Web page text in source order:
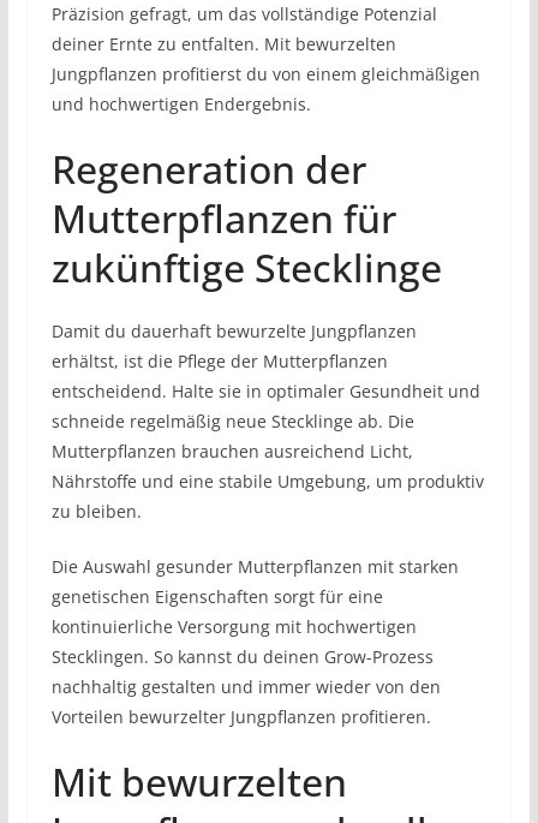
Präzision gefragt, um das vollständige Potenzial
deiner Ernte zu entfalten. Mit bewurzelten
Jungpflanzen profitierst du von einem gleichmäßigen
und hochwertigen Endergebnis.
Regeneration der
Mutterpflanzen für
zukünftige Stecklinge
Damit du dauerhaft bewurzelte Jungpflanzen
erhältst, ist die Pflege der Mutterpflanzen
entscheidend. Halte sie in optimaler Gesundheit und
schneide regelmäßig neue Stecklinge ab. Die
Mutterpflanzen brauchen ausreichend Licht,
Nährstoffe und eine stabile Umgebung, um produktiv
zu bleiben.
Die Auswahl gesunder Mutterpflanzen mit starken
genetischen Eigenschaften sorgt für eine
kontinuierliche Versorgung mit hochwertigen
Stecklingen. So kannst du deinen Grow-Prozess
nachhaltig gestalten und immer wieder von den
Vorteilen bewurzelter Jungpflanzen profitieren.
Mit bewurzelten